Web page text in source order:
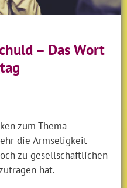
– Das Wort
zum Thema
die Armseligkeit
zu gesellschaftlichen
hat.